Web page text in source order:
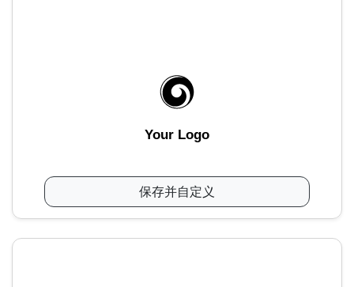
Your Logo
保存并自定义